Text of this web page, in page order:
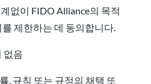
없이 FIDO Alliance의 목적
제한하는 데 동의합니다.
없음
, 규칙 또는 규정의 채택 또